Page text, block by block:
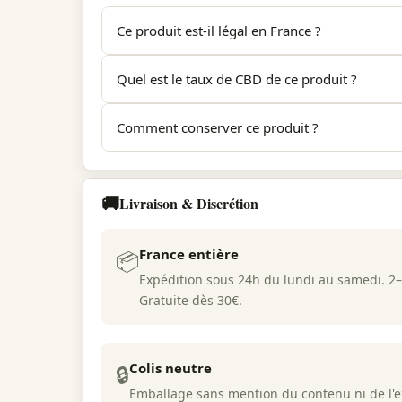
Ce produit est-il légal en France ?
Oui. Sugar Daddy Cool respecte la
certificat d'analyse (COA) de laboratoire
Quel est le taux de CBD de ce produit ?
Le taux de CBD est indiqué sur la fiche produit
Comment conserver ce produit ?
terpénique. Évitez les variations de
🚚Livraison & Discrétion
📦France entière
Expédition sous 24h du lundi au samedi.
Gratuite dès 30€.
🔒Colis neutre
Emballage sans mention du contenu ni de